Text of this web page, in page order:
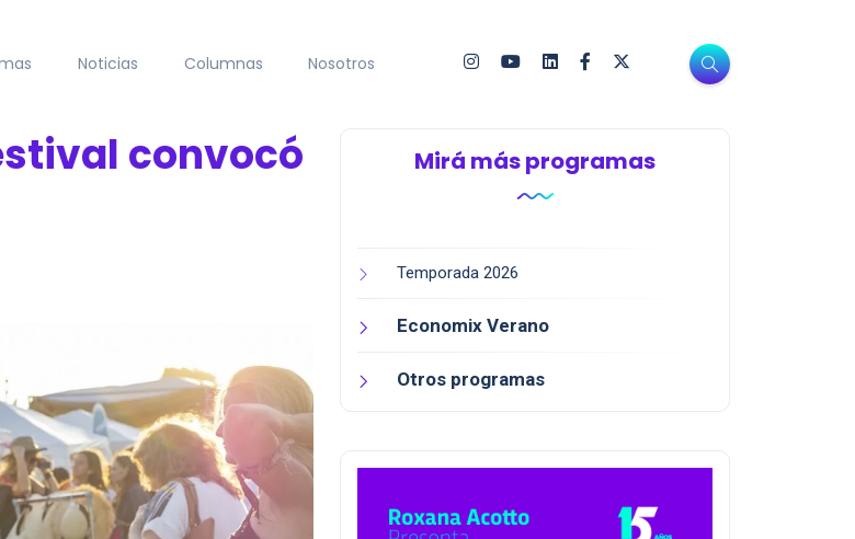
Noticias Columnas Nosotros
convocó
Mirá más programas
Temporada 2026
Economix Verano
Otros programas